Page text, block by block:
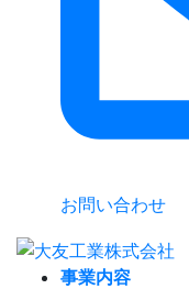
お問い合わせ
事業内容